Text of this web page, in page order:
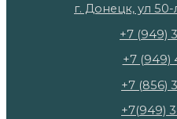
г. Донецк, ул
+7 (949)
+7 (949)
+7 (856)
+7(949)